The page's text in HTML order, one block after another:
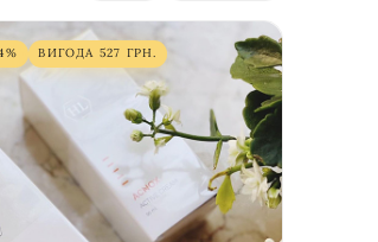
ВИГОДА 527 ГРН.